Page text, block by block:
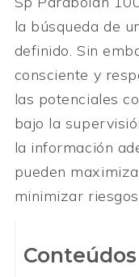
la búsqueda de
definido. Sin
consciente y
las potenciales
bajo la
la información
pueden
minimizar